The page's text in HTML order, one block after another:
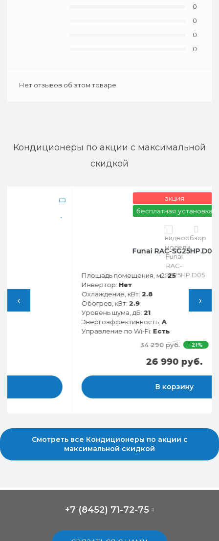
0
0
0
0
Нет отзывов об этом товаре.
Кондиционеры по акции с максимальной
скидкой
‹
бесплатная установка
Funai RAC-SG25HP.D05
Площадь помещения, м2: 25
2.8
Обогрев, кВт:
Уровень шума, дБ:
21
Энергоэффективность:A
Управление по Wi-Fi:Есть
›
Смотреть все Кондиционеры по акции с
максимальной скидкой
+7 (8452) 71-72-75